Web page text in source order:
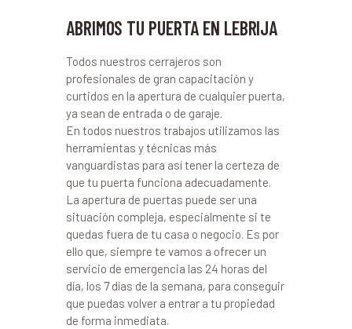
ABRIMOS TU PUERTA EN LEBRIJA
Todos nuestros cerrajeros son
profesionales de gran capacitación y
curtidos en la apertura de cualquier puerta,
ya sean de entrada o de garaje.
En todos nuestros trabajos utilizamos las
herramientas y técnicas más
vanguardistas para así tener la certeza de
que tu puerta funciona adecuadamente.
La apertura de puertas puede ser una
situación compleja, especialmente si te
quedas fuera de tu casa o negocio. Es por
ello que, siempre te vamos a ofrecer un
servicio de emergencia las 24 horas del
día, los 7 días de la semana, para conseguir
que puedas volver a entrar a tu propiedad
de forma inmediata.